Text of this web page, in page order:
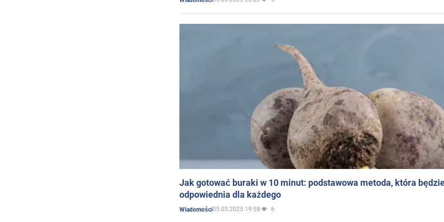
Jak gotować buraki w 10 minut: podstawowa metoda, która
odpowiednia dla każdego
Wiadomości05.03.2025 19:58 6